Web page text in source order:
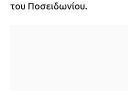
του Ποσειδωνίου.